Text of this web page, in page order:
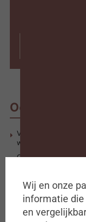
Ook
Vier op de tien
werkkrachten te
Callant & Howest
What The Future?!
wereld van morgen
Wij en onze
informatie
en